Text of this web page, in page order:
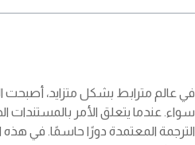
في عالم مترابط بشكل متزايد، أصبحت
سواء. عندما يتعلق الأمر بالمستندات
الترجمة المعتمدة دورًا حاسمًا. في